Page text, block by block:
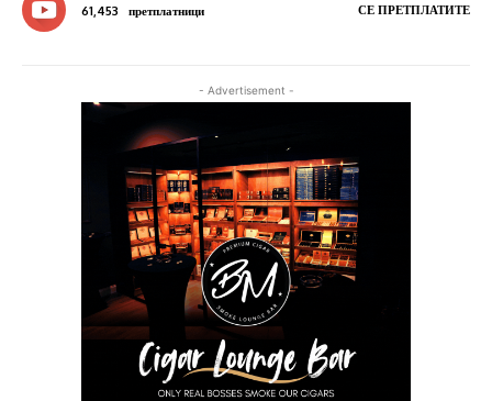
61,453 претплатници СЕ ПРЕТПЛАТИТЕ
- Advertisement -